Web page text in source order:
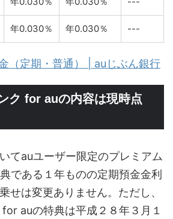
年0.030％ 年0.030％ ---
（定期・普通） | auじぶん銀行
ク for auの内容は現時点
てauユーザー限定のプレミアム
である１年ものの定期預金金利
せは変更ありません。ただし、
auの特典は平成２８年３月１